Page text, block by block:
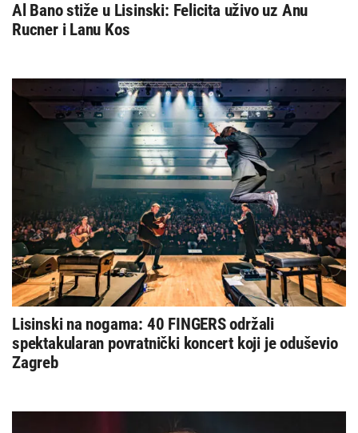
Al Bano stiže u Lisinski: Felicita uživo uz Anu
Rucner i Lanu Kos
Lisinski na nogama: 40 FINGERS održali
spektakularan povratnički koncert koji je oduševio
Zagreb